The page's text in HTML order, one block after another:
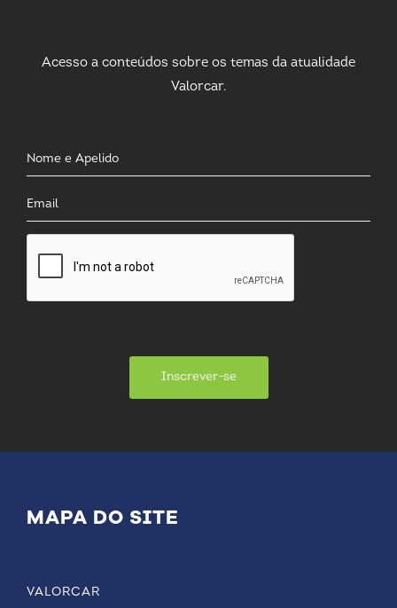
Acesso a conteúdos sobre os temas da atualidade
Valorcar.
Inscrever-se
MAPA DO SITE
VALORCAR